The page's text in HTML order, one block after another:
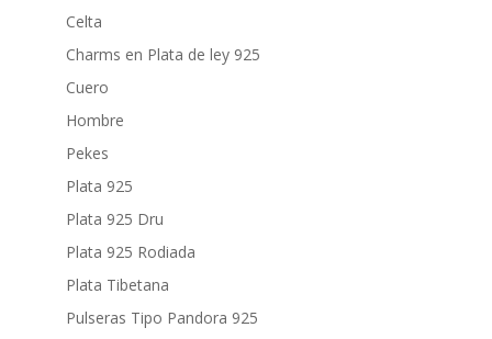
Celta
Charms en Plata de ley 925
Cuero
Hombre
Pekes
Plata 925
Plata 925 Dru
Plata 925 Rodiada
Plata Tibetana
Pulseras Tipo Pandora 925